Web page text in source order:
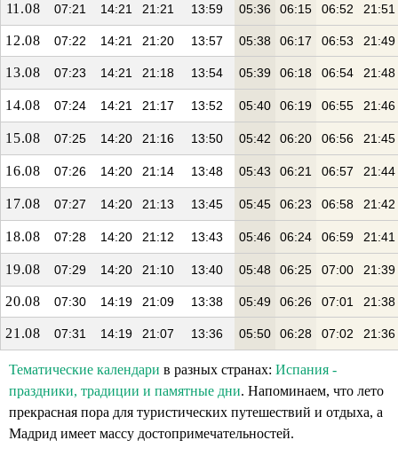
11.08 07:21 14:21 21:21 13:59 05:36 06:15 06:52 21:51
12.08 07:22 14:21 21:20 13:57 05:38 06:17 06:53 21:49
13.08 07:23 14:21 21:18 13:54 05:39 06:18 06:54 21:48
14.08 07:24 14:21 21:17 13:52 05:40 06:19 06:55 21:46
15.08 07:25 14:20 21:16 13:50 05:42 06:20 06:56 21:45
16.08 07:26 14:20 21:14 13:48 05:43 06:21 06:57 21:44
17.08 07:27 14:20 21:13 13:45 05:45 06:23 06:58 21:42
18.08 07:28 14:20 21:12 13:43 05:46 06:24 06:59 21:41
19.08 07:29 14:20 21:10 13:40 05:48 06:25 07:00 21:39
20.08 07:30 14:19 21:09 13:38 05:49 06:26 07:01 21:38
21.08 07:31 14:19 21:07 13:36 05:50 06:28 07:02 21:36
Тематические календари в разных странах: Испания -
праздники, традиции и памятные дни. Напоминаем, что лето
прекрасная пора для туристических путешествий и отдыха, а
Мадрид имеет массу достопримечательностей.